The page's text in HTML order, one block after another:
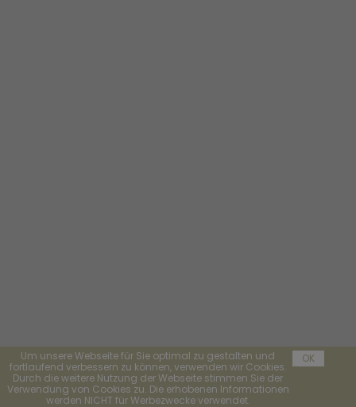
Um unsere Webseite für Sie optimal zu gestalten und
fortlaufend verbessern zu können, verwenden wir Cookies.
Durch die weitere Nutzung der Webseite stimmen Sie der
Verwendung von Cookies zu. Die erhobenen Informationen
werden NICHT für Werbezwecke verwendet.
OK